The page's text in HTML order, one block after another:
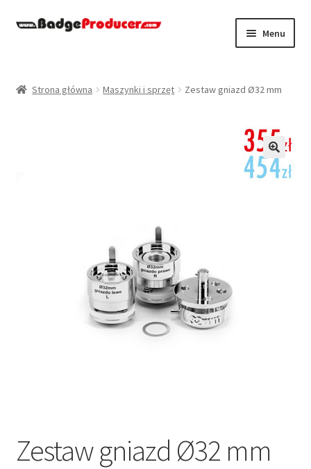
Przejdź
Przejdź
Menu
Strona główna Maszynki i sprzęt Zestaw gniazd Ø32 mm
🔍
Zestaw gniazd Ø32 mm